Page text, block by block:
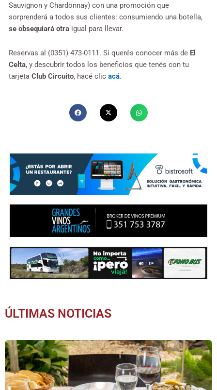
Sauvignon y Chardonnay) con una promoción que
sorprenderá a todos sus clientes: consumiendo una botella,
se obsequiará otra igual para llevar.
Reservas al (0351) 473-0111. Si querés conocer más de El
Celta, y descubrir todos los beneficios que tenés con tu
tarjeta Club Circuito, hacé clic acá.
ÚLTIMAS NOTICIAS